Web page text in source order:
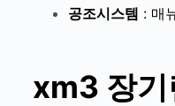
공조시스템 : 매
xm3 장